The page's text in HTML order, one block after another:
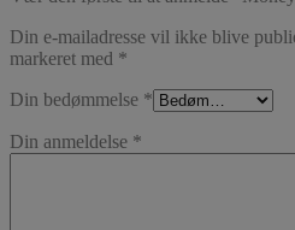
Din e-mailadresse vil ikke blive
markeret med *
Din bedømmelse *
Din anmeldelse *